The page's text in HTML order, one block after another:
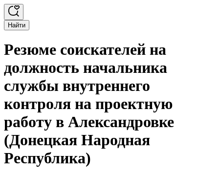
Найти
Резюме соискателей на
должность начальника
службы внутреннего
контроля на проектную
работу в Александровке
(Донецкая Народная
Республика)